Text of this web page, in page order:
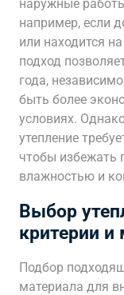
наружные
например, если
или находится
подход
года,
быть более
условиях.
утепление
чтобы избежать
влажностью и
Выбор
критерии и
Подбор
материала для